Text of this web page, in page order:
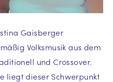
Gaisberger
Volksmusik aus dem
und Crossover.
liegt dieser Schwerpunkt